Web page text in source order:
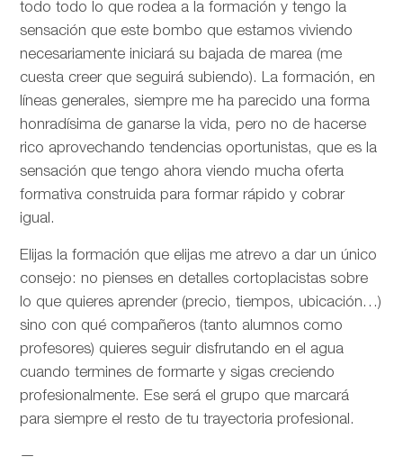
todo todo lo que rodea a la formación y tengo la
sensación que este bombo que estamos viviendo
necesariamente iniciará su bajada de marea (me
cuesta creer que seguirá subiendo). La formación, en
líneas generales, siempre me ha parecido una forma
honradísima de ganarse la vida, pero no de hacerse
rico aprovechando tendencias oportunistas, que es la
sensación que tengo ahora viendo mucha oferta
formativa construida para formar rápido y cobrar
igual.
Elijas la formación que elijas me atrevo a dar un único
consejo: no pienses en detalles cortoplacistas sobre
lo que quieres aprender (precio, tiempos, ubicación…)
sino con qué compañeros (tanto alumnos como
profesores) quieres seguir disfrutando en el agua
cuando termines de formarte y sigas creciendo
profesionalmente. Ese será el grupo que marcará
para siempre el resto de tu trayectoria profesional.
—